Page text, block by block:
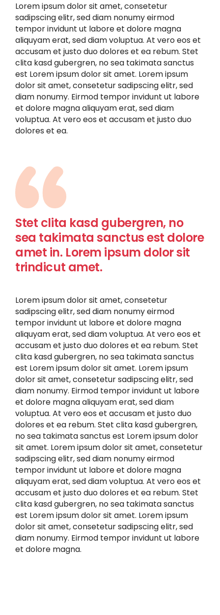
Lorem ipsum dolor sit amet, consetetur
sadipscing elitr, sed diam nonumy eirmod
tempor invidunt ut labore et dolore magna
aliquyam erat, sed diam voluptua. At vero eos et
accusam et justo duo dolores et ea rebum. Stet
clita kasd gubergren, no sea takimata sanctus
est Lorem ipsum dolor sit amet. Lorem ipsum
dolor sit amet, consetetur sadipscing elitr, sed
diam nonumy. Eirmod tempor invidunt ut labore
et dolore magna aliquyam erat, sed diam
voluptua. At vero eos et accusam et justo duo
dolores et ea.
Stet clita kasd gubergren, no
sea takimata sanctus est dolore
amet in. Lorem ipsum dolor sit
trindicut amet.
Lorem ipsum dolor sit amet, consetetur
sadipscing elitr, sed diam nonumy eirmod
tempor invidunt ut labore et dolore magna
aliquyam erat, sed diam voluptua. At vero eos et
accusam et justo duo dolores et ea rebum. Stet
clita kasd gubergren, no sea takimata sanctus
est Lorem ipsum dolor sit amet. Lorem ipsum
dolor sit amet, consetetur sadipscing elitr, sed
diam nonumy. Eirmod tempor invidunt ut labore
et dolore magna aliquyam erat, sed diam
voluptua. At vero eos et accusam et justo duo
dolores et ea rebum. Stet clita kasd gubergren,
no sea takimata sanctus est Lorem ipsum dolor
sit amet. Lorem ipsum dolor sit amet, consetetur
sadipscing elitr, sed diam nonumy eirmod
tempor invidunt ut labore et dolore magna
aliquyam erat, sed diam voluptua. At vero eos et
accusam et justo duo dolores et ea rebum. Stet
clita kasd gubergren, no sea takimata sanctus
est Lorem ipsum dolor sit amet. Lorem ipsum
dolor sit amet, consetetur sadipscing elitr, sed
diam nonumy. Eirmod tempor invidunt ut labore
et dolore magna.